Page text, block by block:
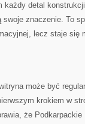
każdy detal
znaczenie. To
lecz staje się
może być
krokiem w
że